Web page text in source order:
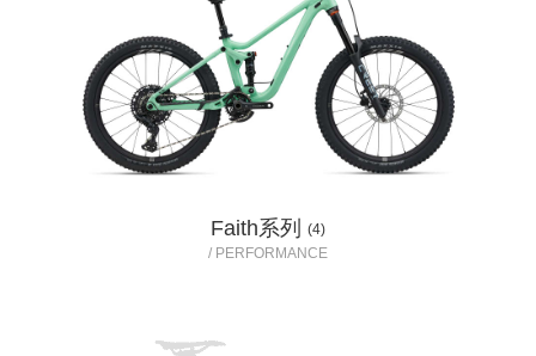
Faith系列
(4)
/ PERFORMANCE